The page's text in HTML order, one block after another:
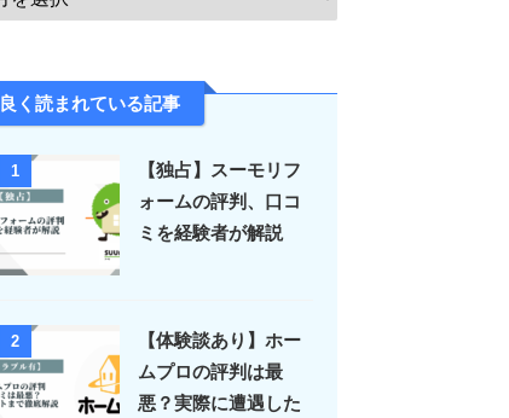
良く読まれている記事
1
【独占】スーモリフ
ォームの評判、口コ
ミを経験者が解説
2
【体験談あり】ホー
ムプロの評判は最
悪？実際に遭遇した